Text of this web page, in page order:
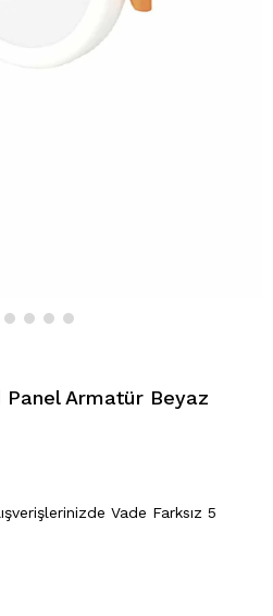
Armatür Beyaz
Vade Farksız 5